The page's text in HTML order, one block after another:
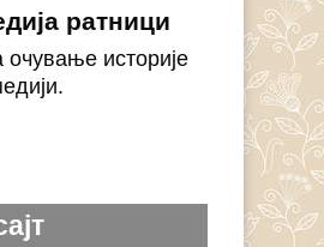
ратници
очување историје